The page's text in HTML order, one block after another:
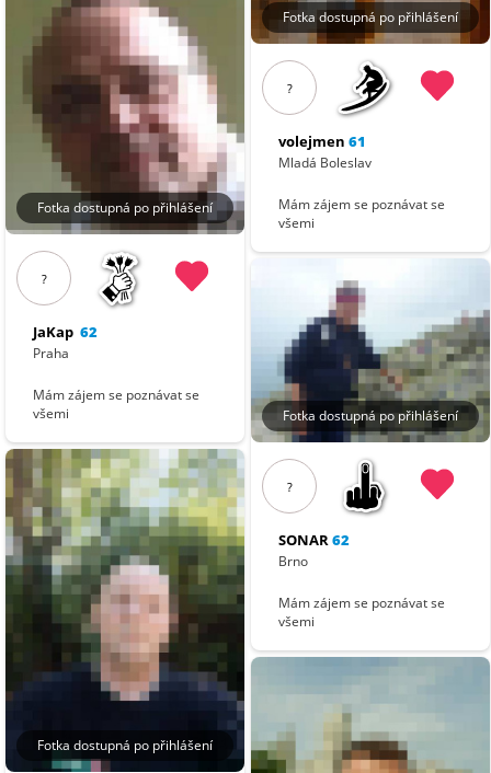
Fotka dostupná po přihlášení
?
JaKap 62
Praha
Mám zájem se poznávat se
všemi
Fotka dostupná po přihlášení
Fotka dostupná po přihlášení
?
volejmen 61
Mladá Boleslav
Mám zájem se poznávat se
všemi
Fotka dostupná po přihlášení
?
SONAR62
Brno
Mám zájem se poznávat se
všemi